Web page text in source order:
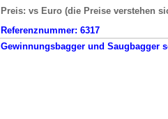
Preis: vs Euro (die Preise verstehen
Referenznummer: 6317
Gewinnungsbagger und Saugbagger